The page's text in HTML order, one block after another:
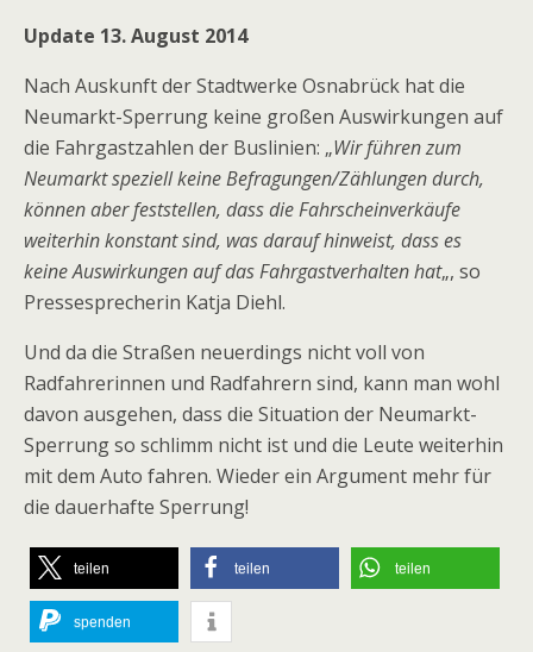
Update 13. August 2014
Nach Auskunft der Stadtwerke Osnabrück hat die
Neumarkt-Sperrung keine großen Auswirkungen auf
die Fahrgastzahlen der Buslinien: „Wir führen zum
Neumarkt speziell keine Befragungen/Zählungen durch,
können aber feststellen, dass die Fahrscheinverkäufe
weiterhin konstant sind, was darauf hinweist, dass es
keine Auswirkungen auf das Fahrgastverhalten hat„, so
Pressesprecherin Katja Diehl.
Und da die Straßen neuerdings nicht voll von
Radfahrerinnen und Radfahrern sind, kann man wohl
davon ausgehen, dass die Situation der Neumarkt-
Sperrung so schlimm nicht ist und die Leute weiterhin
mit dem Auto fahren. Wieder ein Argument mehr für
die dauerhafte Sperrung!
teilen teilen teilen
spenden